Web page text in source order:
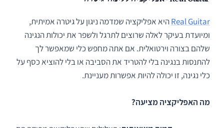
Real Guitarהיא אפליקציה שמדמה ניגון על גיטרה אמיתית,
ומיועדת בעיקר לאלה שרוצים לתרגל ולשפר את יכולות הנגינה
שלהם בצורה וירטואלית. אם אתה מחפש כלי שמאפשר לך
להתנסות בנגינה בלי להטריד את הסביבה או בלי להוציא כסף על
כלי נגינה, זו יכולה להיות אפשרות מעניינת.
מה האפליקציה מציעה?